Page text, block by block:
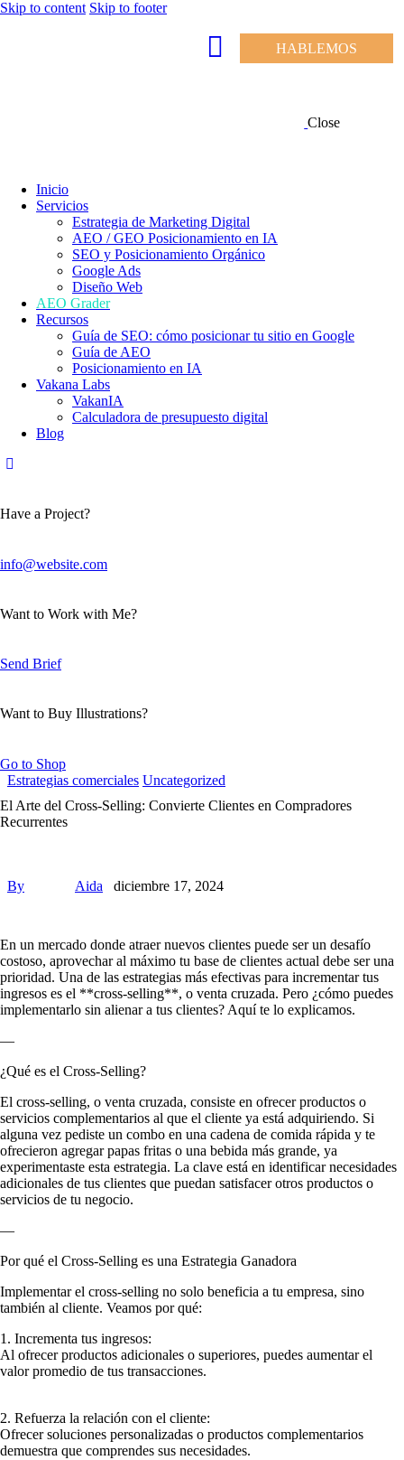
Skip to content Skip to footer
HABLEMOS
Close
Inicio
Servicios
Estrategia de Marketing Digital
AEO / GEO Posicionamiento en IA
SEO y Posicionamiento Orgánico
Google Ads
Diseño Web
AEO Grader
Recursos
Guía de SEO: cómo posicionar tu sitio en Google
Guía de AEO
Posicionamiento en IA
Vakana Labs
VakanIA
Calculadora de presupuesto digital
Blog
Have a Project?
info@website.com
Want to Work with Me?
Send Brief
Want to Buy Illustrations?
Go to Shop
Estrategias comerciales Uncategorized
El Arte del Cross-Selling: Convierte Clientes en Compradores
Recurrentes
By Aida diciembre 17, 2024
En un mercado donde atraer nuevos clientes puede ser un desafío
costoso, aprovechar al máximo tu base de clientes actual debe ser una
prioridad. Una de las estrategias más efectivas para incrementar tus
ingresos es el **cross-selling**, o venta cruzada. Pero ¿cómo puedes
implementarlo sin alienar a tus clientes? Aquí te lo explicamos.
—
¿Qué es el Cross-Selling?
El cross-selling, o venta cruzada, consiste en ofrecer productos o
servicios complementarios al que el cliente ya está adquiriendo. Si
alguna vez pediste un combo en una cadena de comida rápida y te
ofrecieron agregar papas fritas o una bebida más grande, ya
experimentaste esta estrategia. La clave está en identificar necesidades
adicionales de tus clientes que puedan satisfacer otros productos o
servicios de tu negocio.
—
Por qué el Cross-Selling es una Estrategia Ganadora
Implementar el cross-selling no solo beneficia a tu empresa, sino
también al cliente. Veamos por qué:
1. Incrementa tus ingresos:
Al ofrecer productos adicionales o superiores, puedes aumentar el
valor promedio de tus transacciones.
2. Refuerza la relación con el cliente:
Ofrecer soluciones personalizadas o productos complementarios
demuestra que comprendes sus necesidades.